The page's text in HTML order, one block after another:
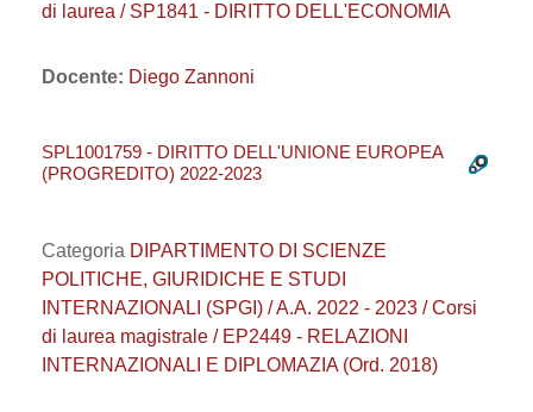
di laurea / SP1841 - DIRITTO DELL'ECONOMIA
Docente: Diego Zannoni
SPL1001759 - DIRITTO DELL'UNIONE EUROPEA
(PROGREDITO) 2022-2023
Categoria DIPARTIMENTO DI SCIENZE
POLITICHE, GIURIDICHE E STUDI
INTERNAZIONALI (SPGI) / A.A. 2022 - 2023 / Corsi
di laurea magistrale / EP2449 - RELAZIONI
INTERNAZIONALI E DIPLOMAZIA (Ord. 2018)